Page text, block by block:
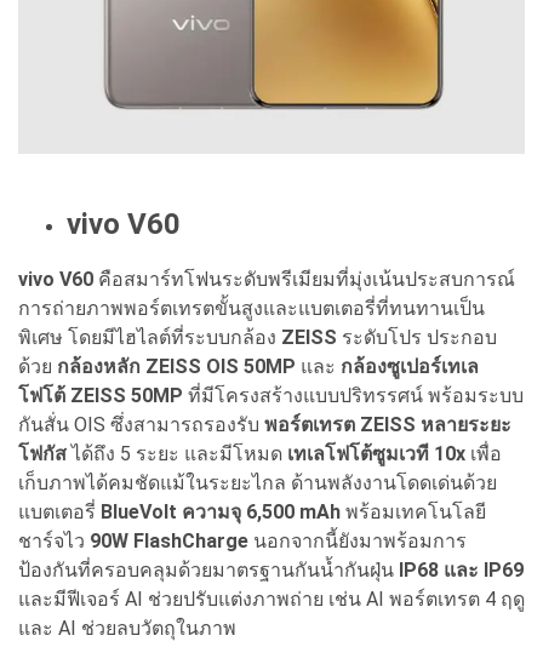
vivo V60
vivo V60 คือสมาร์ทโฟนระดับพรีเมียมที่มุ่งเน้นประสบการณ์
การถ่ายภาพพอร์ตเทรตขั้นสูงและแบตเตอรี่ที่ทนทานเป็น
พิเศษ โดยมีไฮไลต์ที่ระบบกล้อง ZEISS ระดับโปร ประกอบ
ด้วย กล้องหลัก ZEISS OIS 50MP และ กล้องซูเปอร์เทเล
โฟโต้ ZEISS 50MP ที่มีโครงสร้างแบบปริทรรศน์ พร้อมระบบ
กันสั่น OIS ซึ่งสามารถรองรับ พอร์ตเทรต ZEISS หลายระยะ
โฟกัสได้ถึง 5 ระยะ และมีโหมด เทเลโฟโต้ซูมเวที 10x เพื่อ
เก็บภาพได้คมชัดแม้ในระยะไกล ด้านพลังงานโดดเด่นด้วย
แบตเตอรี่ BlueVolt ความจุ 6,500 mAh พร้อมเทคโนโลยี
ชาร์จไว 90W FlashCharge นอกจากนี้ยังมาพร้อมการ
ป้องกันที่ครอบคลุมด้วยมาตรฐานกันน้ำกันฝุ่น IP68 และ IP69
และมีฟีเจอร์ AI ช่วยปรับแต่งภาพถ่าย เช่น AI พอร์ตเทรต 4 ฤดู
และ AI ช่วยลบวัตถุในภาพ